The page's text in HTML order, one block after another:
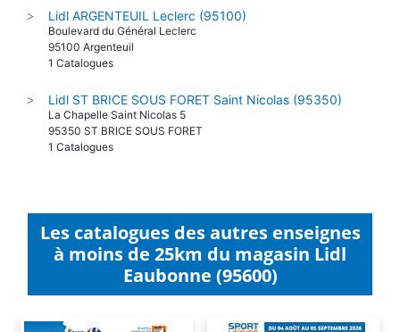
> Lidl ARGENTEUIL Leclerc (95100)
Boulevard du Général Leclerc
95100 Argenteuil
1 Catalogues
> Lidl ST BRICE SOUS FORET Saint Nicolas (95350)
La Chapelle Saint Nicolas 5
95350 ST BRICE SOUS FORET
1 Catalogues
Les catalogues des autres enseignes
à moins de 25km du magasin Lidl
Eaubonne (95600)